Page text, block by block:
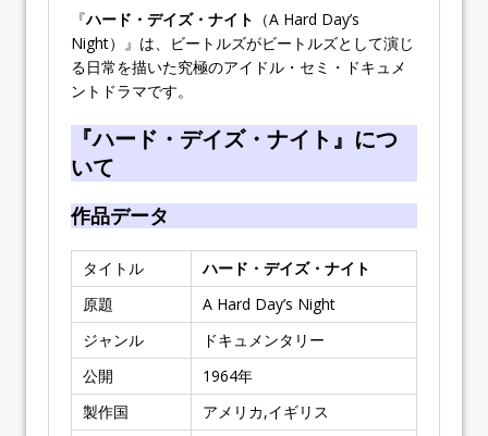
『ハード・デイズ・ナイト （A Hard Day’s
Night）』は、ビートルズがビートルズとして演じ
る日常を描いた究極のアイドル・セミ・ドキュメ
ントドラマです。
『ハード・デイズ・ナイト』につ
いて
作品データ
タイトル
ハード・デイズ・ナイト
原題
A Hard Day’s Night
ジャンル
ドキュメンタリー
公開
1964年
製作国
アメリカ,イギリス